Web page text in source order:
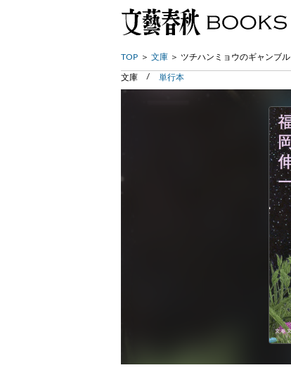
TOP 文庫 ツチハンミョウのギャンブル
文庫 単行本